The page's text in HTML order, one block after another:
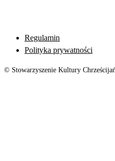
Regulamin
Polityka prywatności
© Stowarzyszenie Kultury